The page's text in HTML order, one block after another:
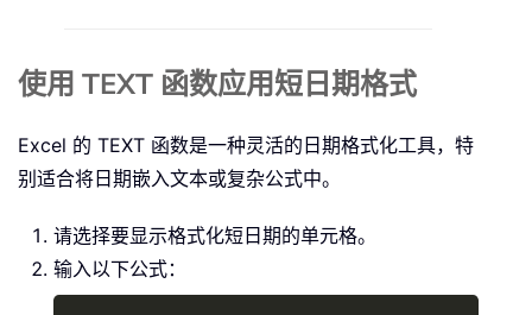
使用 TEXT 函数应用短日期格式
Excel 的 TEXT 函数是一种灵活的日期格式化工具，特
别适合将日期嵌入文本或复杂公式中。
请选择要显示格式化短日期的单元格。
输入以下公式：